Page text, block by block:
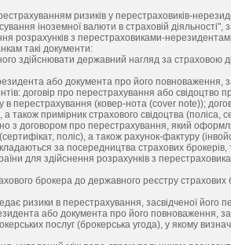
ризиків у перестраховиків-
іноземної валюти в страховій
розрахунків з перестраховиками-
такі документи:
здійснювати державний нагляд за страховою
або документа про його повноваження,
договір про перестрахування або свідоцтво
перестрахування (ковер-нота (cover note));
також примірник страхового свідоцтва (поліса,
з договором про перестрахування, який
поліс), а також рахунок-фактуру
за посередництва страхових брокерів,
для здійснення розрахунків з
брокера до державного реєстру
ризики в перестрахування, засвідченої
або документа про його повноваження,
послуг (брокерська угода), у якому